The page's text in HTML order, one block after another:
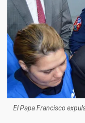
El Papa Francisco